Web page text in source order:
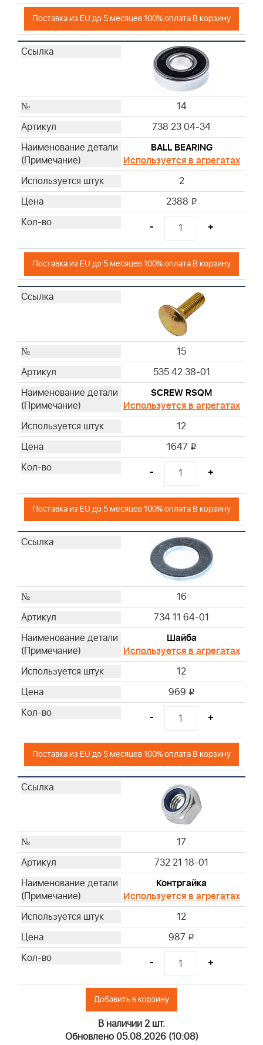
Поставка из EU до 5 месяцев 100% оплата В корзину
14
738 23 04-34
BALL BEARING
Используется в агрегатах
2
2388 i
- +
Поставка из EU до 5 месяцев 100% оплата В корзину
15
535 42 38-01
SCREW RSQM
Используется в агрегатах
12
1647 i
- +
Поставка из EU до 5 месяцев 100% оплата В корзину
16
734 11 64-01
Шайба
Используется в агрегатах
12
969 i
- +
Поставка из EU до 5 месяцев 100% оплата В корзину
17
732 21 18-01
Контргайка
Используется в агрегатах
12
987 i
- +
Добавить в корзину
В наличии 2 шт.
Обновлено 05.08.2026 (10:08)